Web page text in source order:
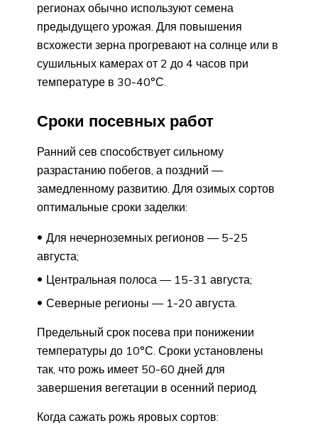
регионах обычно используют семена
предыдущего урожая. Для повышения
всхожести зерна прогревают на солнце или в
сушильных камерах от 2 до 4 часов при
температуре в 30-40°С.
Сроки посевных работ
Ранний сев способствует сильному
разрастанию побегов, а поздний —
замедленному развитию. Для озимых сортов
оптимальные сроки заделки:
Для нечерноземных регионов — 5-25
августа;
Центральная полоса — 15-31 августа;
Северные регионы — 1-20 августа.
Предельный срок посева при понижении
температуры до 10°С. Сроки установлены
так, что рожь имеет 50-60 дней для
завершения вегетации в осенний период.
Когда сажать рожь яровых сортов: